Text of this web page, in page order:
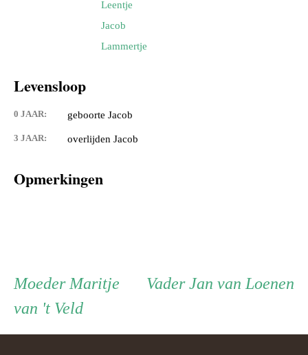
Leentje
Jacob
Lammertje
Levensloop
0 JAAR: geboorte Jacob
3 JAAR: overlijden Jacob
Opmerkingen
Persoon
ouder
VaderVader
Jan van Loenen
Moeder Moeder
Maritje
van 't Veld